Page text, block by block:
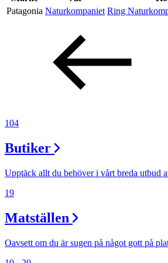
Kundklubb
Sök
Öppettider
Praktisk information
Patagonia Naturkompaniet Ring
104
Butiker
Upptäck allt du behöver i vårt breda utbud
19
Matställen
Oavsett om du är sugen på något gott på